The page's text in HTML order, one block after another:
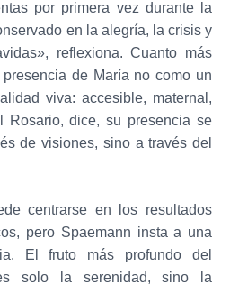
por primera vez durante la
en la alegría, la crisis y
reflexiona. Cuanto más
de María no como un
viva: accesible, maternal,
Rosario, dice, su presencia se
de visiones, sino a través del
centrarse en los resultados
pero Spaemann insta a una
El fruto más profundo del
solo la serenidad, sino la